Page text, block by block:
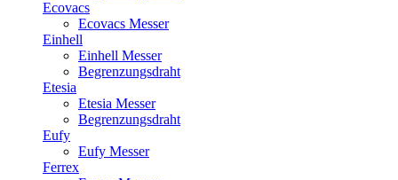
Ecovacs
Ecovacs Messer
Einhell
Einhell Messer
Begrenzungsdraht
Etesia
Etesia Messer
Begrenzungsdraht
Eufy
Eufy Messer
Ferrex